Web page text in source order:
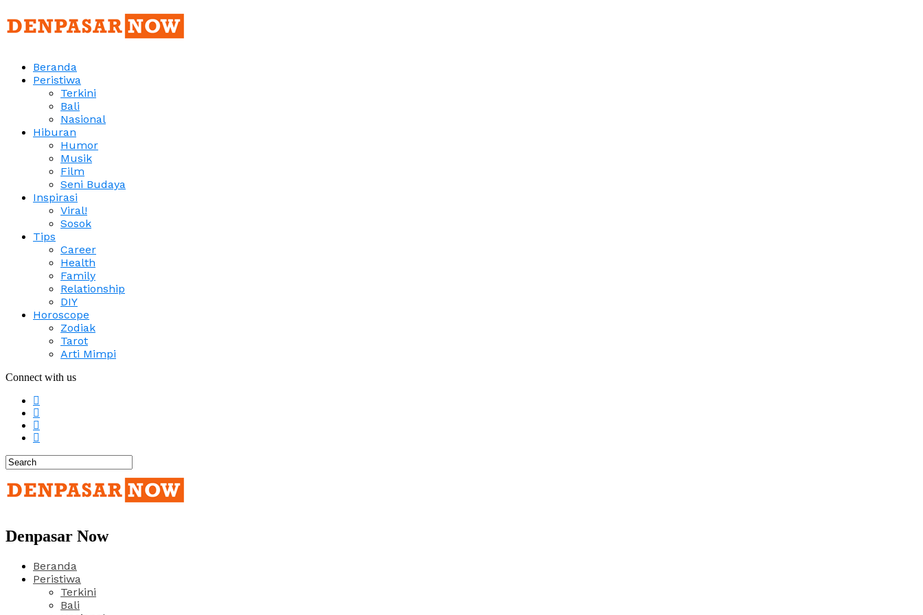
Beranda
Peristiwa
Terkini
Bali
Nasional
Hiburan
Humor
Musik
Film
Seni Budaya
Inspirasi
Viral!
Sosok
Tips
Career
Health
Family
Relationship
DIY
Horoscope
Zodiak
Tarot
Arti Mimpi
Connect with us
Denpasar Now
Beranda
Peristiwa
Terkini
Bali